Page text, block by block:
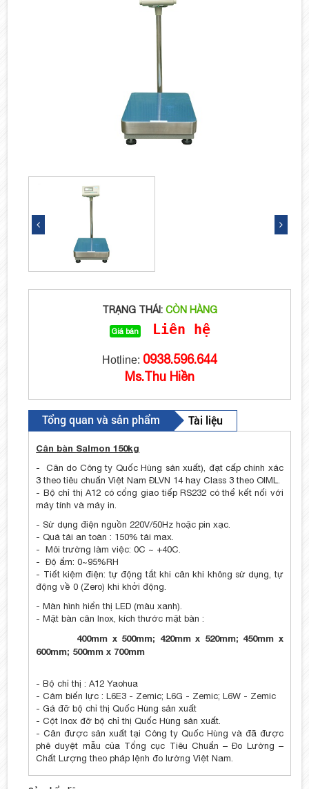
TRẠNG THÁI: CÒN HÀNG
Giá bán Liên hệ
Hotline: 0938.596.644
Ms.Thu Hiền
Tổng quan và sản phẩm Tài liệu
Cân bàn Salmon 150kg
- Cân do Công ty Quốc Hùng sản xuất), đạt cấp chính xác
3 theo tiêu chuẩn Việt Nam ĐLVN 14 hay Class 3 theo OIML.
- Bộ chỉ thị A12 có cổng giao tiếp RS232 có thể kết nối với
máy tính và máy in.
- Sử dụng điện nguồn 220V/50Hz hoặc pin xạc.
- Quá tải an toàn : 150% tải max.
- Môi trường làm việc: 0C ~ +40C.
- Độ ẩm: 0~95%RH
- Tiết kiệm điện: tự động tắt khi cân khi không sử dụng, tự
động về 0 (Zero) khi khởi động.
- Màn hình hiển thị LED (màu xanh).
- Mặt bàn cân Inox, kích thước mặt bàn :
400mm x 500mm; 420mm x 520mm; 450mm x
600mm; 500mm x 700mm
- Bộ chỉ thị : A12 Yaohua
- Cảm biến lực : L6E3 - Zemic; L6G - Zemic; L6W - Zemic
- Gá đỡ bộ chỉ thị Quốc Hùng sản xuất
- Cột Inox đỡ bộ chỉ thị Quốc Hùng sản xuất.
- Cân được sản xuất tại Công ty Quốc Hùng và đã được
phê duyệt mẫu của Tổng cục Tiêu Chuẩn – Đo Lường –
Chất Lượng theo pháp lệnh đo lường Việt Nam.